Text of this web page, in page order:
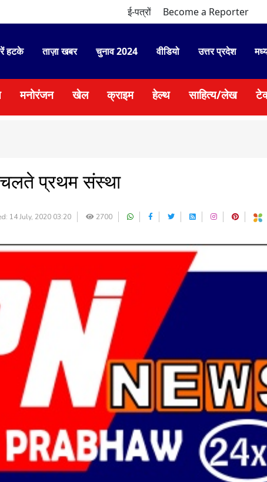
ई-पत्रों Become a Reporter
हटके ताज़ा खबर चुनाव 2024 वीडियो उत्तर प्रदेश
मनोरंजन खेल क्राइम हेल्थ साहित्य/लेख
चलते प्रथम संस्था
14 July, 2020 03:20 2700